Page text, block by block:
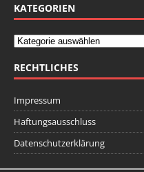
KATEGORIEN
RECHTLICHES
Impressum
Haftungsausschluss
Datenschutzerklärung